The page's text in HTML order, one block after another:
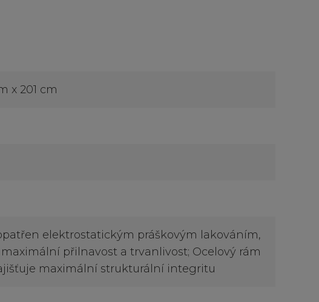
x 201 cm
elektrostatickým práškovým lakováním,
přilnavost a trvanlivost; Ocelový rám
maximální strukturální integritu